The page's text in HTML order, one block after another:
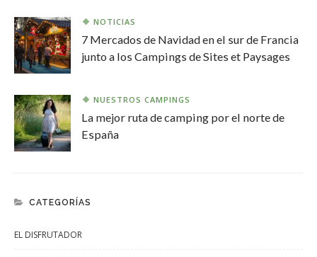
NOTICIAS
7 Mercados de Navidad en el sur de Francia
junto a los Campings de Sites et Paysages
NUESTROS CAMPINGS
La mejor ruta de camping por el norte de
España
CATEGORÍAS
EL DISFRUTADOR